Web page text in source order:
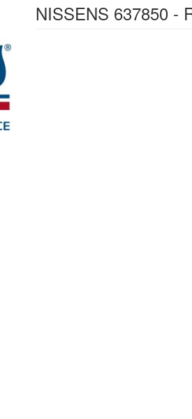
NISSENS 637850 -